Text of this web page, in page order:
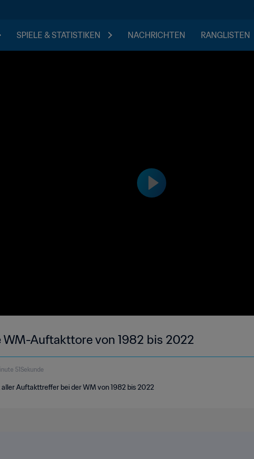
SPIELE & STATISTIKEN NACHRICHTEN RANGLISTEN
WM-Auftakttore von 1982 bis 2022
51Sekunde
Auftakttreffer bei der WM von 1982 bis 2022